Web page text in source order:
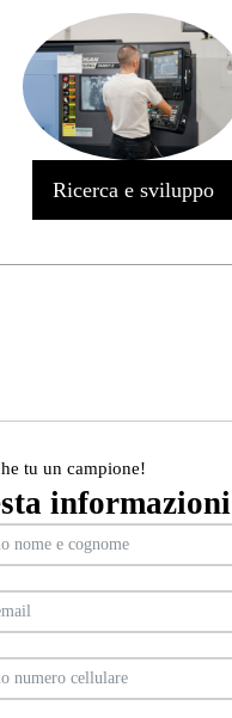
Ricerca e sviluppo
tu un campione!
informazioni